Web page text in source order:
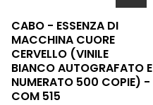
CABO - ESSENZA DI
MACCHINA CUORE
CERVELLO (VINILE
BIANCO AUTOGRAFATO E
NUMERATO 500 COPIE) -
COM 515